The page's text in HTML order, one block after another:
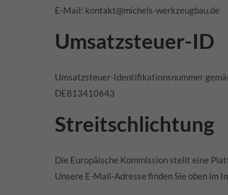
E-Mail: kontakt@michels-werkzeugbau.de
Umsatzsteuer-ID
Umsatzsteuer-Identifikationsnummer
DE813410643
Streitschlichtung
Die Europäische Kommission stellt eine
Unsere E-Mail-Adresse finden Sie oben im